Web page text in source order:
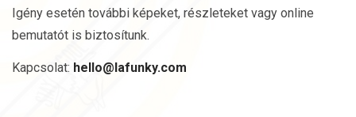
Igény esetén további képeket, részleteket vagy online
bemutatót is biztosítunk.
Kapcsolat: hello@lafunky.com